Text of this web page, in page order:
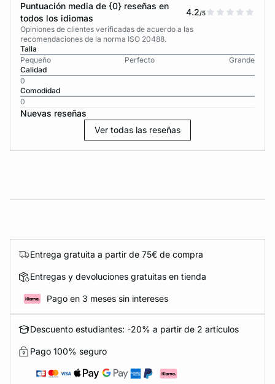
Puntuación media de {0} reseñas en
todos los idiomas
4.2/5
Opiniones de clientes verificadas de acuerdo a las
recomendaciones de la norma ISO 20488.
Talla
Pequeño
Perfecto
Grande
Calidad
0
Comodidad
0
Nuevas reseñas
Ver todas las reseñas
Entrega gratuita a partir de 75€ de compra
Entregas y devoluciones gratuitas en tienda
Pago en 3 meses sin intereses
Descuento estudiantes: -20% a partir de 2 artículos
Pago 100% seguro